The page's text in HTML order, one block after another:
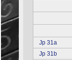
Jp 31a
Jp 31b